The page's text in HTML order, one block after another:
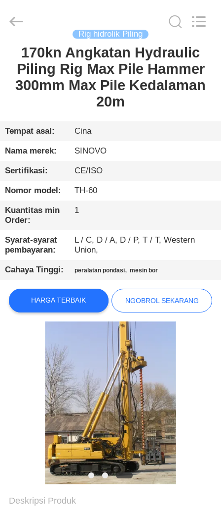
RUMAH
PRODUK
VR
KAMI
TUR
PABRIK
KONTROL
KUALITAS
HUBUNGI
NGOBROL
SEKARANG
COMPANY
SITEMAP
KEBIJAKAN
PRIVASI
Heavy
Industry
Reserved.
Rig hidrolik Piling
170kn Angkatan Hydraulic
Piling Rig Max Pile Hammer
300mm Max Pile Kedalaman
20m
Tempat asal: Cina
Nama merek: SINOVO
Sertifikasi: CE/ISO
Nomor model: TH-60
Kuantitas min
Order:
1
Syarat-syarat
pembayaran:
L / C, D / A, D / P, T / T, Western
Union,
Cahaya Tinggi: peralatan pondasi,mesin bor
HARGA TERBAIK NGOBROL SEKARANG
Deskripsi Produk